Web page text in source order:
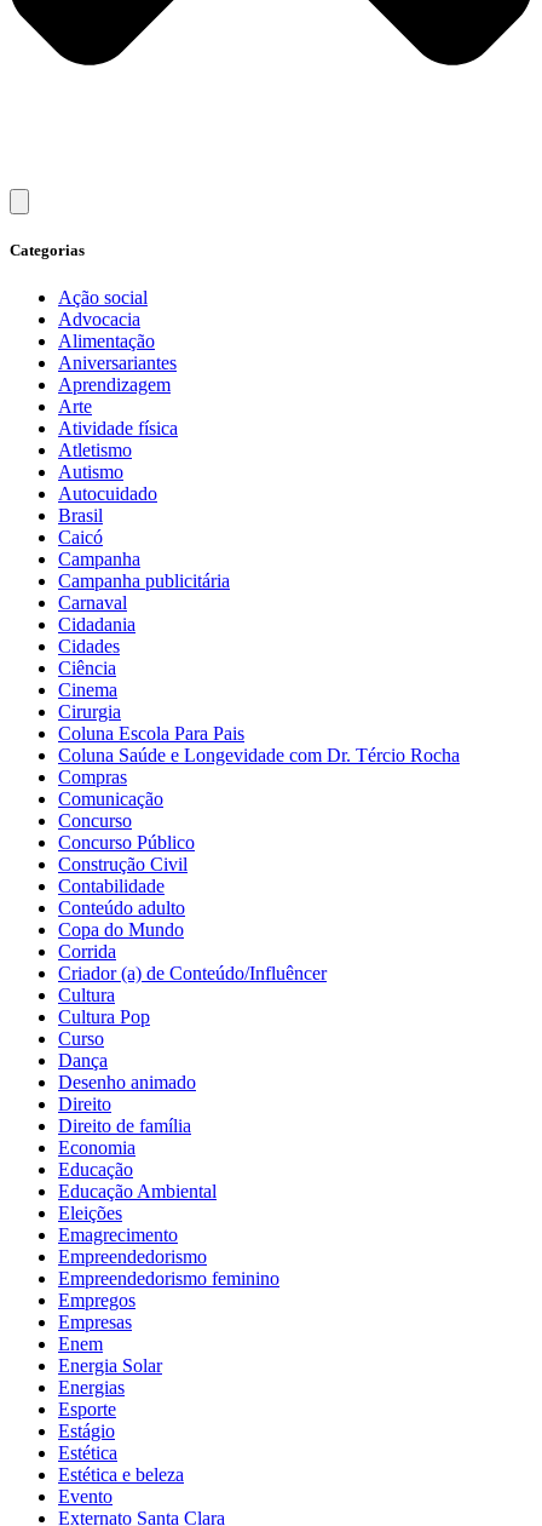
Categorias
Ação social
Advocacia
Alimentação
Aniversariantes
Aprendizagem
Arte
Atividade física
Atletismo
Autismo
Autocuidado
Brasil
Caicó
Campanha
Campanha publicitária
Carnaval
Cidadania
Cidades
Ciência
Cinema
Cirurgia
Coluna Escola Para Pais
Coluna Saúde e Longevidade com Dr. Tércio Rocha
Compras
Comunicação
Concurso
Concurso Público
Construção Civil
Contabilidade
Conteúdo adulto
Copa do Mundo
Corrida
Criador (a) de Conteúdo/Influêncer
Cultura
Cultura Pop
Curso
Dança
Desenho animado
Direito
Direito de família
Economia
Educação
Educação Ambiental
Eleições
Emagrecimento
Empreendedorismo
Empreendedorismo feminino
Empregos
Empresas
Enem
Energia Solar
Energias
Esporte
Estágio
Estética
Estética e beleza
Evento
Externato Santa Clara